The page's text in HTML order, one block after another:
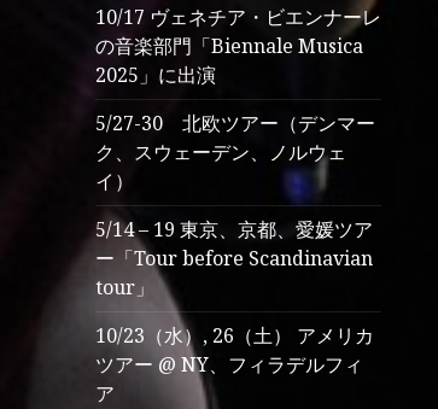
10/17 ヴェネチア・ビエンナーレ
の音楽部門「Biennale Musica
2025」に出演
5/27-30 北欧ツアー（デンマー
ク、スウェーデン、ノルウェ
イ）
5/14 – 19 東京、京都、愛媛ツア
ー「Tour before Scandinavian
tour」
10/23（水）, 26（土） アメリカ
ツアー @ NY、フィラデルフィ
ア